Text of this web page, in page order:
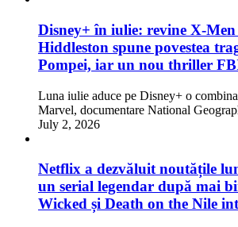
Disney+ în iulie: revine X-Men
Hiddleston spune povestea
Pompei, iar un nou thriller
Luna iulie aduce pe Disney+ o
Marvel, documentare National
July 2, 2026
Netflix a dezvăluit noutățile
un serial legendar după mai
Wicked și Death on the Nile